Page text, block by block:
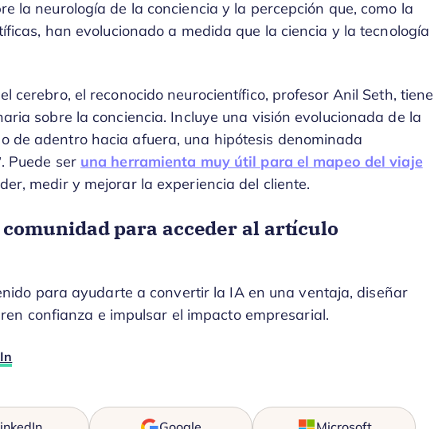
la neurología de la conciencia y la percepción que, como la
han evolucionado a medida que la ciencia y la tecnología
cerebro, el reconocido neurocientífico, profesor Anil Seth, tiene
sobre la conciencia. Incluye una visión evolucionada de la
de adentro hacia afuera, una hipótesis denominada
Puede ser una herramienta muy útil para el mapeo del viaje
medir y mejorar la experiencia del cliente.
para acceder al artículo
para ayudarte a convertir la IA en una ventaja, diseñar
confianza e impulsar el impacto empresarial.